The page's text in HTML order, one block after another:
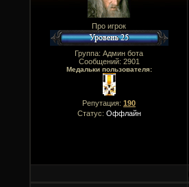
Про игрок
Группа: Админ бота
Сообщений: 2901
Медальки пользователя:
Репутация: 190
Статус: Оффлайн